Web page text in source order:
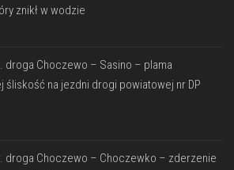
znikł w wodzie
droga Choczewo – Sasino – plama
na jezdni drogi powiatowej nr DP
droga Choczewo – Choczewko – zderzenie